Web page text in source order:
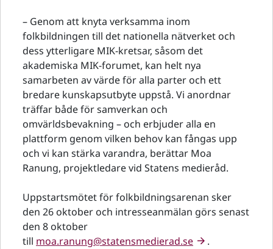
– Genom att knyta verksamma inom
folkbildningen till det nationella nätverket och
dess ytterligare MIK-kretsar, såsom det
akademiska MIK-forumet, kan helt nya
samarbeten av värde för alla parter och ett
bredare kunskapsutbyte uppstå. Vi anordnar
träffar både för samverkan och
omvärldsbevakning – och erbjuder alla en
plattform genom vilken behov kan fångas upp
och vi kan stärka varandra, berättar Moa
Ranung, projektledare vid Statens medieråd.
Uppstartsmötet för folkbildningsarenan sker
den 26 oktober och intresseanmälan görs senast
den 8 oktober
till moa.ranung@statensmedierad.se .